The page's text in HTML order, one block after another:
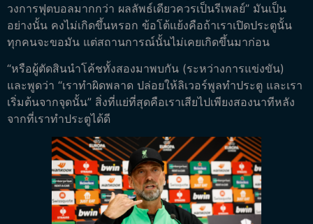
วงการฟุตบอลมากกว่า ผลลัพธ์เดียวควรเป็นรีเพลย์” มันเป็น
อย่างนั้น คงไม่เกิดขึ้นหรอก ข้อโต้แย้งคือถ้าเราเปิดประตูนั้น
ทุกคนจะขอมัน แต่สถานการณ์นั้นไม่เคยเกิดขึ้นมาก่อน
“หรือผู้ตัดสินนำโค้ชทั้งสองมาพบกัน (ระหว่างการแข่งขัน)
และพูดว่า “เราทำผิดพลาด ปล่อยให้ลิเวอร์พูลทำประตู และเรา
เริ่มต้นจากจุดนั้น” สิ่งที่แย่ที่สุดคือเราเสียไปเพียงสองนาทีหลัง
จากที่เราทำประตูได้ดี